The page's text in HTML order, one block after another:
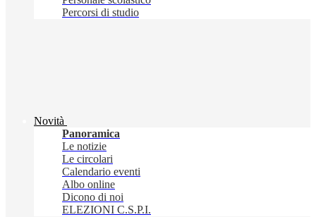
Percorsi di studio
Novità
Panoramica
Le notizie
Le circolari
Calendario eventi
Albo online
Dicono di noi
ELEZIONI C.S.P.I.